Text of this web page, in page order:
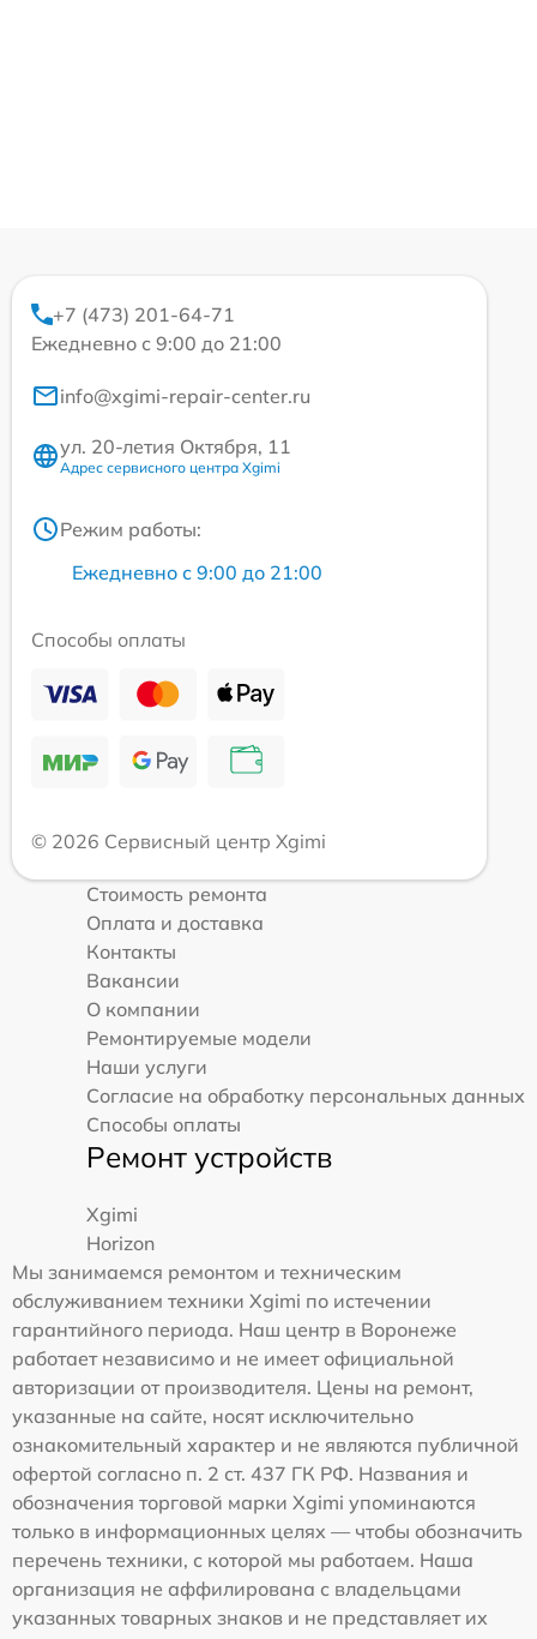
+7 (473) 201-64-71
Ежедневно с 9:00 до 21:00
info@xgimi-repair-center.ru
ул. 20-летия Октября, 11
Адрес сервисного центра Xgimi
Режим работы:
Ежедневно с 9:00 до 21:00
Способы оплаты
© 2026 Сервисный центр Xgimi
Стоимость ремонта
Оплата и доставка
Контакты
Вакансии
О компании
Ремонтируемые модели
Наши услуги
Согласие на обработку персональных данных
Способы оплаты
Ремонт устройств
Xgimi
Horizon
Мы занимаемся ремонтом и техническим
обслуживанием техники Xgimi по истечении
гарантийного периода. Наш центр в Воронеже
работает независимо и не имеет официальной
авторизации от производителя. Цены на ремонт,
указанные на сайте, носят исключительно
ознакомительный характер и не являются публичной
офертой согласно п. 2 ст. 437 ГК РФ. Названия и
обозначения торговой марки Xgimi упоминаются
только в информационных целях — чтобы обозначить
перечень техники, с которой мы работаем. Наша
организация не аффилирована с владельцами
указанных товарных знаков и не представляет их